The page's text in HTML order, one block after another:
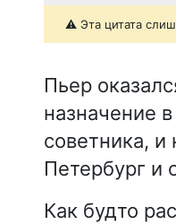
⚠️ Эта цитата
Пьер
назначение
советника,
Петербург и
Как будто